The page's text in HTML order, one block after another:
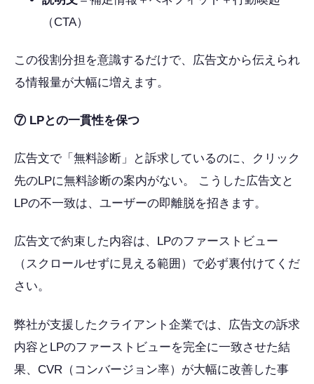
（CTA）
この役割分担を意識するだけで、広告文から伝えられ
る情報量が大幅に増えます。
⑦ LPとの一貫性を保つ
広告文で「無料診断」と訴求しているのに、クリック
先のLPに無料診断の案内がない。 こうした広告文と
LPの不一致は、ユーザーの即離脱を招きます。
広告文で約束した内容は、LPのファーストビュー
（スクロールせずに見える範囲）で必ず裏付けてくだ
さい。
弊社が支援したクライアント企業では、広告文の訴求
内容とLPのファーストビューを完全に一致させた結
果、CVR（コンバージョン率）が大幅に改善した事